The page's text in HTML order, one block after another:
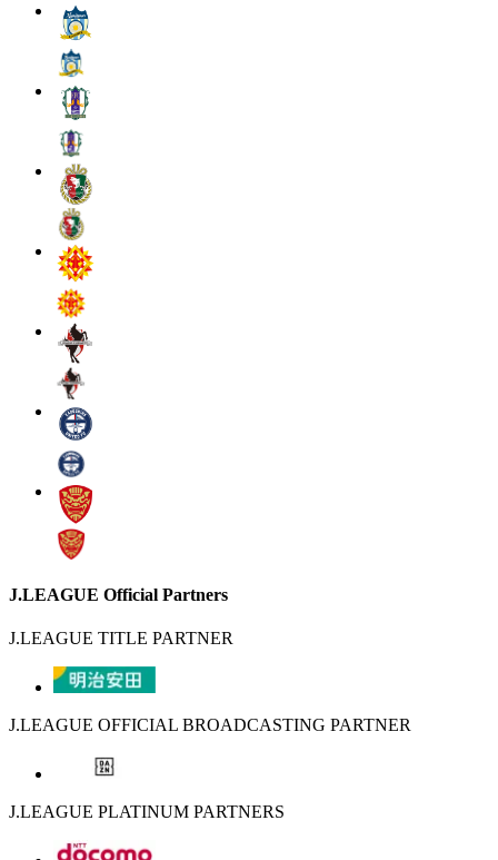
J.LEAGUE Official Partners
J.LEAGUE TITLE PARTNER
J.LEAGUE OFFICIAL BROADCASTING PARTNER
J.LEAGUE PLATINUM PARTNERS